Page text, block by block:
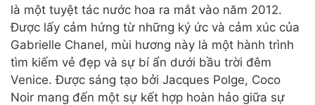
là một tuyệt tác nước hoa ra mắt vào năm 2012.
Được lấy cảm hứng từ những ký ức và cảm xúc của
Gabrielle Chanel, mùi hương này là một hành trình
tìm kiếm vẻ đẹp và sự bí ẩn dưới bầu trời đêm
Venice. Được sáng tạo bởi Jacques Polge, Coco
Noir mang đến một sự kết hợp hoàn hảo giữa sự